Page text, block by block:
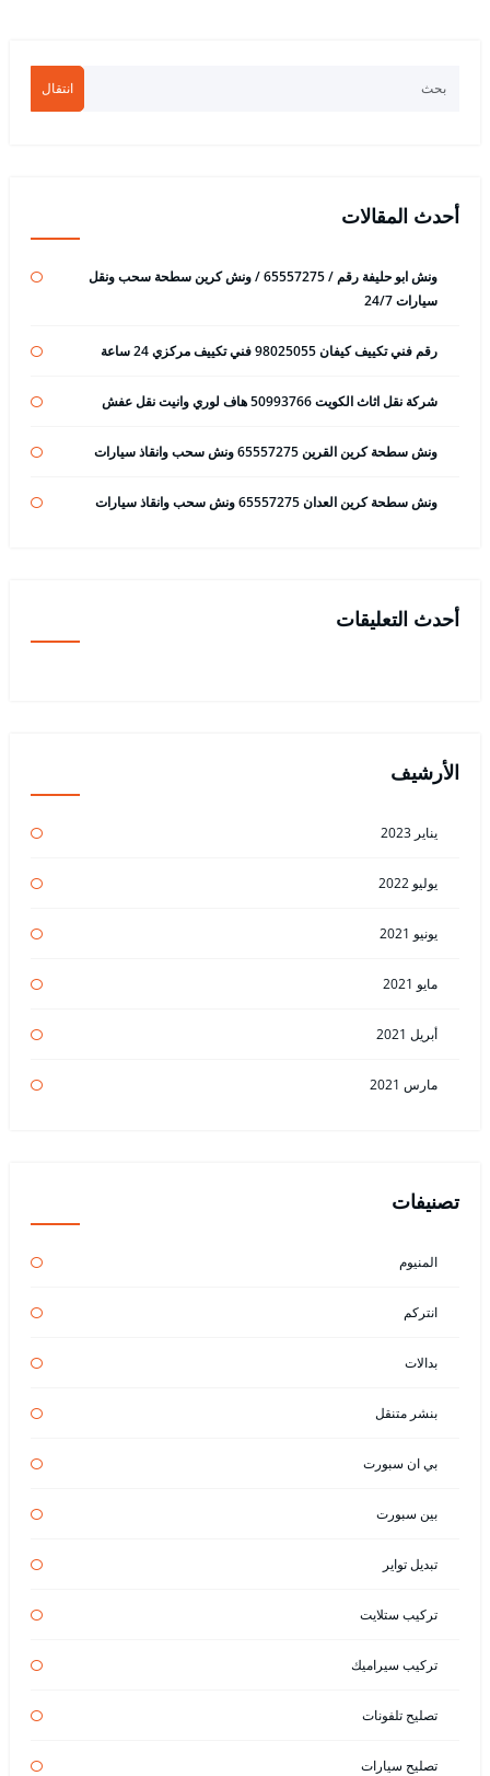
انتقال
أحدث المقالات
ونش ابو حليفة رقم / 65557275 / ونش كرين سطحة سحب ونقل
سيارات 24/7
رقم فني تكييف كيفان 98025055 فني تكييف مركزي 24 ساعة
شركة نقل اثاث الكويت 50993766 هاف لوري وانيت نقل عفش
ونش سطحة كرين القرين 65557275 ونش سحب وانقاذ سيارات
ونش سطحة كرين العدان 65557275 ونش سحب وانقاذ سيارات
أحدث التعليقات
الأرشيف
يناير 2023
يوليو 2022
يونيو 2021
مايو 2021
أبريل 2021
مارس 2021
تصنيفات
المنيوم
انتركم
بدالات
بنشر متنقل
بي ان سبورت
بين سبورت
تبديل تواير
تركيب ستلايت
تركيب سيراميك
تصليح تلفونات
تصليح سيارات